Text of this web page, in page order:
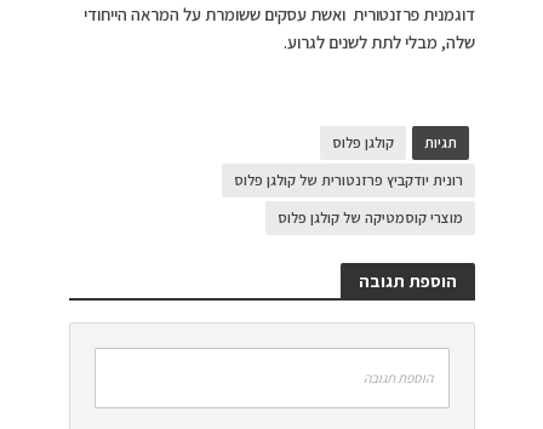
דוגמנית פרזנטורית ואשת עסקים ששומרת על המראה הייחודי
שלה, מבלי לתת לשנים לגרוע.
תגיות
קולגן פלוס
רונית יודקביץ פרזנטורית של קולגן פלוס
מוצרי קוסמטיקה של קולגן פלוס
הוספת תגובה
הוספת תגובה